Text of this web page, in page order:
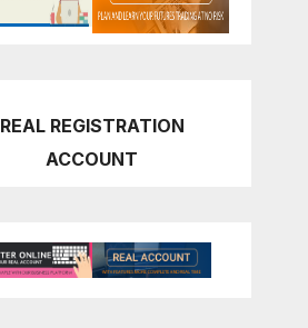
REAL REGISTRATION
ACCOUNT